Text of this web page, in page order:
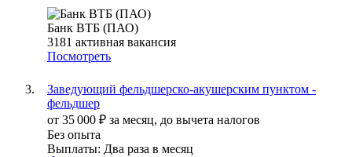
Банк ВТБ (ПАО)
3181 активная вакансия
Посмотреть
Заведующий фельдшерско-акушерским пунктом -
фельдшер
от 35 000 ₽ за месяц, до вычета налогов
Без опыта
Выплаты: Два раза в месяц